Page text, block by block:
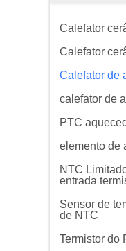
Calefator
Calefator
Calefator de
calefator de
PTC
elemento de
NTC
entrada
Sensor de
de NTC
Termistor do